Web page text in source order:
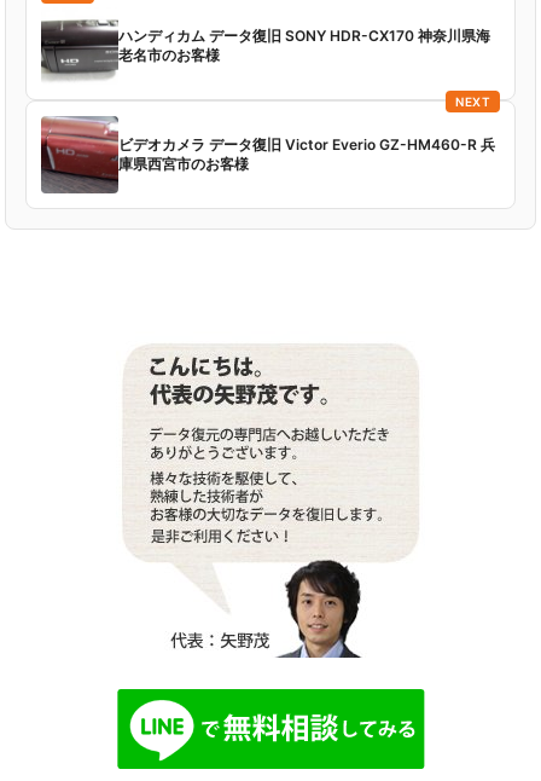
ハンディカム データ復旧 SONY HDR-CX170 神奈川県海
老名市のお客様
NEXT
ビデオカメラ データ復旧 Victor Everio GZ-HM460-R 兵
庫県西宮市のお客様